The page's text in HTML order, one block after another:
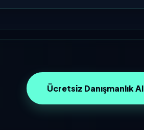
Ücretsiz Danışmanlık Al